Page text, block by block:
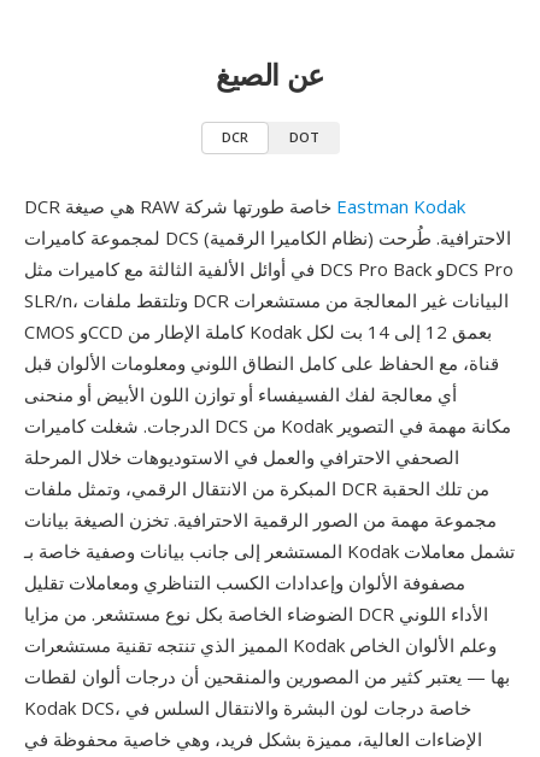
عن الصيغ
DCR DOT
Eastman Kodak
لمجموعة كاميرات DCS (نظام الكاميرا الرقمية) الاحترافية. طُرحت
في أوائل الألفية الثالثة مع كاميرات مثل DCS Pro Back وDCS Pro
SLR/n، وتلتقط ملفات DCR البيانات غير المعالجة من مستشعرات
CMOS وCCD كاملة الإطار من Kodak بعمق 12 إلى 14 بت لكل
قناة، مع الحفاظ على كامل النطاق اللوني ومعلومات الألوان قبل
أي معالجة لفك الفسيفساء أو توازن اللون الأبيض أو منحنى
الدرجات. شغلت كاميرات DCS من Kodak مكانة مهمة في التصوير
الصحفي الاحترافي والعمل في الاستوديوهات خلال المرحلة
المبكرة من الانتقال الرقمي، وتمثل ملفات DCR من تلك الحقبة
مجموعة مهمة من الصور الرقمية الاحترافية. تخزن الصيغة بيانات
المستشعر إلى جانب بيانات وصفية خاصة بـ Kodak تشمل معاملات
مصفوفة الألوان وإعدادات الكسب التناظري ومعاملات تقليل
الضوضاء الخاصة بكل نوع مستشعر. من مزايا DCR الأداء اللوني
المميز الذي تنتجه تقنية مستشعرات Kodak وعلم الألوان الخاص
بها — يعتبر كثير من المصورين والمنقحين أن درجات ألوان لقطات
Kodak DCS، خاصة درجات لون البشرة والانتقال السلس في
الإضاءات العالية، مميزة بشكل فريد، وهي خاصية محفوظة في